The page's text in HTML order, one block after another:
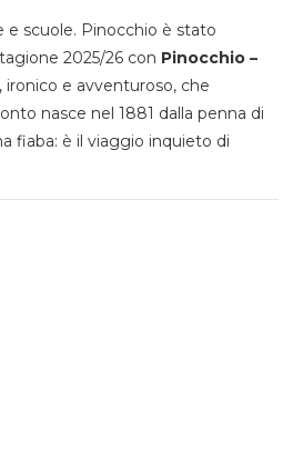
e scuole. Pinocchio è stato
2025/26 con Pinocchio –
e avventuroso, che
nasce nel 1881 dalla penna di
fiaba: è il viaggio inquieto di